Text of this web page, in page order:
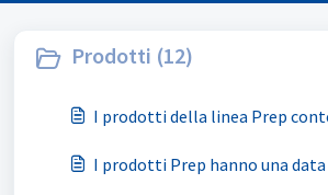
Prodotti (12)
I prodotti della linea Prep
I prodotti Prep hanno una data